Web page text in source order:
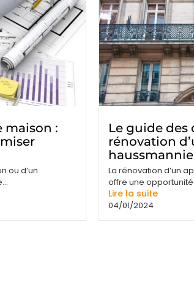
maison :
ou d’un
Le guide des
rénovation
La rénovation d’un
offre une
Lire la suite
04/01/2024